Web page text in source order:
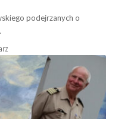
podejrzanych o